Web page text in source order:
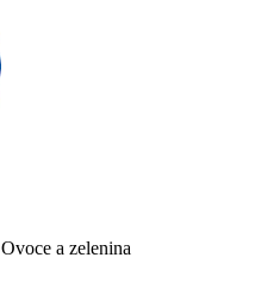
Ovoce a zelenina